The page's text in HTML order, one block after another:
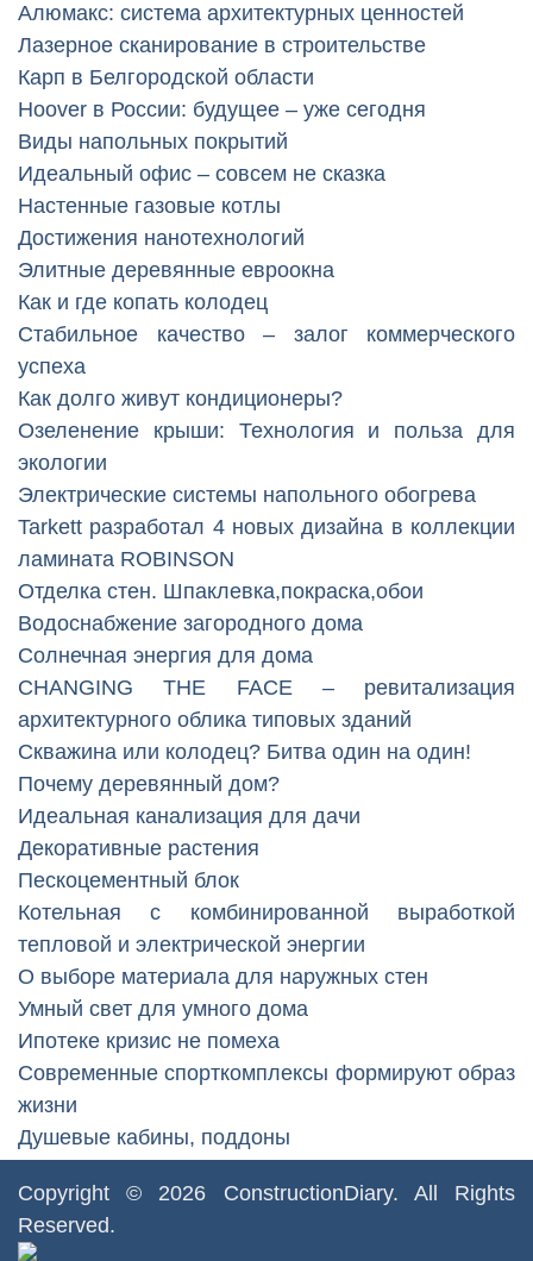
Алюмакс: система архитектурных ценностей
Лазерное сканирование в строительстве
Карп в Белгородской области
Hoover в России: будущее – уже сегодня
Виды напольных покрытий
Идеальный офис – совсем не сказка
Настенные газовые котлы
Достижения нанотехнологий
Элитные деревянные евроокна
Как и где копать колодец
Стабильное качество – залог коммерческого
успеха
Как долго живут кондиционеры?
Озеленение крыши: Технология и польза для
экологии
Электрические системы напольного обогрева
Tarkett разработал 4 новых дизайна в коллекции
ламината ROBINSON
Отделка стен. Шпаклевка,покраска,обои
Водоснабжение загородного дома
Солнечная энергия для дома
CHANGING THE FACE – ревитализация
архитектурного облика типовых зданий
Скважина или колодец? Битва один на один!
Почему деревянный дом?
Идеальная канализация для дачи
Декоративные растения
Пескоцементный блок
Котельная с комбинированной выработкой
тепловой и электрической энергии
О выборе материала для наружных стен
Умный свет для умного дома
Ипотеке кризис не помеха
Современные спорткомплексы формируют образ
жизни
Душевые кабины, поддоны
Copyright © 2026 ConstructionDiary. All Rights
Reserved.